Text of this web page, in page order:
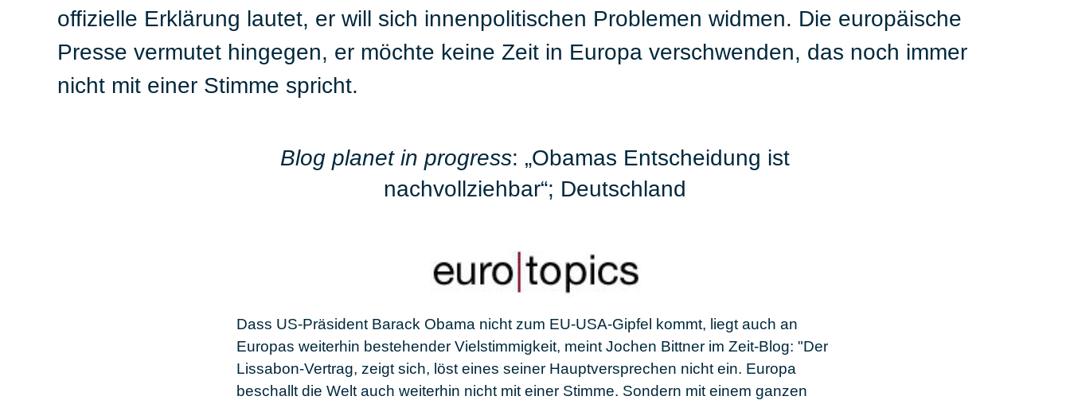
offizielle Erklärung lautet, er will sich innenpolitischen Problemen widmen. Die europäische
Presse vermutet hingegen, er möchte keine Zeit in Europa verschwenden, das noch immer
nicht mit einer Stimme spricht.
Blog planet in progress: „Obamas Entscheidung ist
nachvollziehbar“; Deutschland
Dass US-Präsident Barack Obama nicht zum EU-USA-Gipfel kommt, liegt auch an
Europas weiterhin bestehender Vielstimmigkeit, meint Jochen Bittner im Zeit-Blog: "Der
Lissabon-Vertrag, zeigt sich, löst eines seiner Hauptversprechen nicht ein. Europa
beschallt die Welt auch weiterhin nicht mit einer Stimme. Sondern mit einem ganzen